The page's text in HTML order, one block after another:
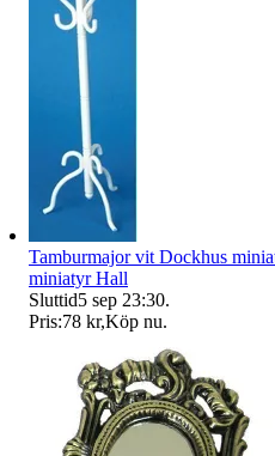
Tamburmajor vit Dockhus
miniatyr Hall
Sluttid5 sep 23:30.
Pris:78 kr,Köp nu.